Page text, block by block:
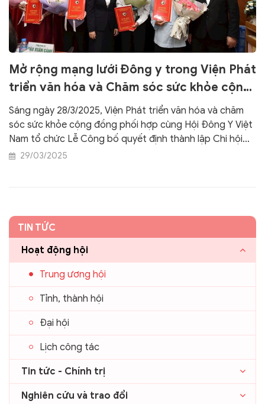
Mở rộng mạng lưới Đông y trong Viện Phát
triển văn hóa và Chăm sóc sức khỏe cộng
đồng
Sáng ngày 28/3/2025, Viện Phát triển văn hóa và chăm
sóc sức khỏe cộng đồng phối hợp cùng Hội Đông Y Việt
Nam tổ chức Lễ Công bố quyết định thành lập Chi hội
Đông y Viện Phát triển văn hóa và chăm sóc sức khỏe
29/03/2025
TIN TỨC
Hoạt động hội
Trung ương hội
Tỉnh, thành hội
Đại hội
Lịch công tác
Tin tức - Chính trị
Nghiên cứu và trao đổi